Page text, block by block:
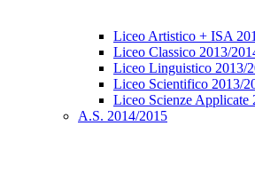
Liceo Artistico + ISA
Liceo Classico 2013/
Liceo Linguistico 2013/
Liceo Scientifico 2013/
Liceo Scienze Applicate
A.S. 2014/2015